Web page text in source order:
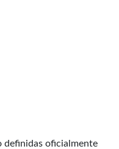
definidas oficialmente